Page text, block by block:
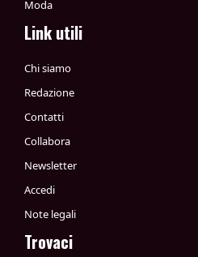
Moda
Link utili
Chi siamo
Redazione
Contatti
Collabora
Newsletter
Accedi
Note legali
Trovaci